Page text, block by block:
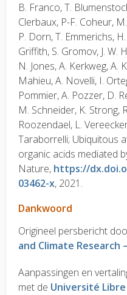
B. Franco, T.
Clerbaux, P-F. Coheur,
P. Dorn, T. Emmerichs,
Griffith, S. Gromov, J. W.
N. Jones, A. Kerkweg, A.
Mahieu, A. Novelli, I.
Pommier, A. Pozzer, D.
M. Schneider, K. Strong,
Roozendael, L.
Taraborrelli; Ubiquitous
organic acids mediated
Nature, https://
03462-x, 2021.
Dankwoord
Origineel persbericht
and Climate Research
Aanpassingen en
met de Université